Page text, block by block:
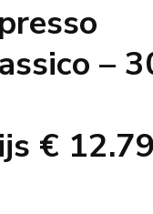
–
€ 12.79